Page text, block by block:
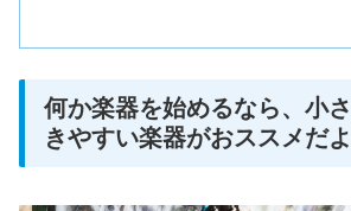
何か楽器を始めるなら、小
きやすい楽器がおススメだよ